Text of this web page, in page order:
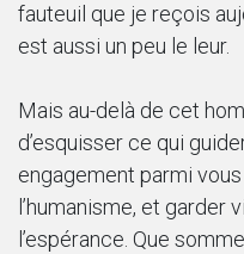
fauteuil que je reçois
est aussi un peu le leur.
Mais au-delà de cet
d’esquisser ce qui
engagement parmi
l’humanisme, et garder
l’espérance. Que